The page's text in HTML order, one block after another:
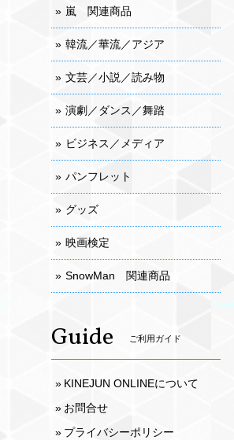
嵐 関連商品
韓流／華流／アジア
文芸／小説／読み物
演劇／ダンス／舞踏
ビジネス／メディア
パンフレット
グッズ
映画検定
SnowMan 関連商品
Guide ご利用ガイド
KINEJUN ONLINEについて
お問合せ
プライバシーポリシー